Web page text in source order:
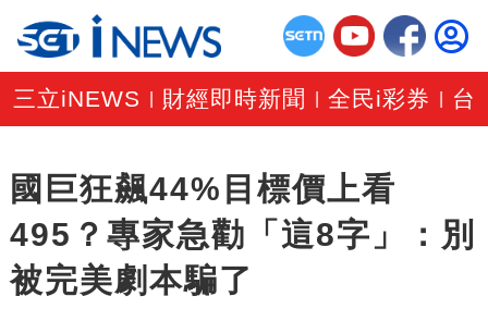
三立iNEWS 財經即時新聞 |全民i彩券 台
國巨狂飆44%目標價上看
495？專家急勸「這8字」：別
被完美劇本騙了